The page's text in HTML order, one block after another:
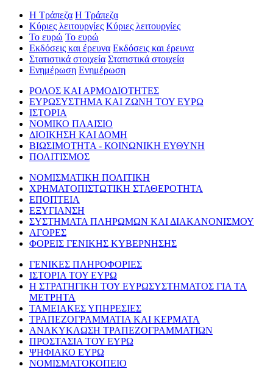
Η Τράπεζα Η Τράπεζα
Κύριες λειτουργίες Κύριες λειτουργίες
Το ευρώ Το ευρώ
Εκδόσεις και έρευνα Εκδόσεις και έρευνα
Στατιστικά στοιχεία Στατιστικά στοιχεία
Ενημέρωση Ενημέρωση
ΡΟΛΟΣ ΚΑΙ ΑΡΜΟΔΙΟΤΗΤΕΣ
ΕΥΡΩΣΥΣΤΗΜΑ ΚΑΙ ΖΩΝΗ ΤΟΥ ΕΥΡΩ
ΙΣΤΟΡΙΑ
ΝΟΜΙΚΟ ΠΛΑΙΣΙΟ
ΔΙΟΙΚΗΣΗ ΚΑΙ ΔΟΜΗ
ΒΙΩΣΙΜΟΤΗΤΑ - ΚΟΙΝΩΝΙΚΗ ΕΥΘΥΝΗ
ΠΟΛΙΤΙΣΜΟΣ
ΝΟΜΙΣΜΑΤΙΚΗ ΠΟΛΙΤΙΚΗ
ΧΡΗΜΑΤΟΠΙΣΤΩΤΙΚΗ ΣΤΑΘΕΡΟΤΗΤΑ
ΕΠΟΠΤΕΙΑ
ΕΞΥΓΙΑΝΣΗ
ΣΥΣΤΗΜΑΤΑ ΠΛΗΡΩΜΩΝ ΚΑΙ ΔΙΑΚΑΝΟΝΙΣΜΟΥ
ΑΓΟΡΕΣ
ΦΟΡΕΙΣ ΓΕΝΙΚΗΣ ΚΥΒΕΡΝΗΣΗΣ
ΓΕΝΙΚΕΣ ΠΛΗΡΟΦΟΡΙΕΣ
ΙΣΤΟΡΙΑ ΤΟΥ ΕΥΡΩ
Η ΣΤΡΑΤΗΓΙΚΗ ΤΟΥ ΕΥΡΩΣΥΣΤΗΜΑΤΟΣ ΓΙΑ ΤΑ
ΜΕΤΡΗΤΑ
ΤΑΜΕΙΑΚΕΣ ΥΠΗΡΕΣΙΕΣ
ΤΡΑΠΕΖΟΓΡΑΜΜΑΤΙΑ ΚΑΙ ΚΕΡΜΑΤΑ
ΑΝΑΚΥΚΛΩΣΗ ΤΡΑΠΕΖΟΓΡΑΜΜΑΤΙΩΝ
ΠΡΟΣΤΑΣΙΑ ΤΟΥ ΕΥΡΩ
ΨΗΦΙΑΚΟ ΕΥΡΩ
ΝΟΜΙΣΜΑΤΟΚΟΠΕΙΟ